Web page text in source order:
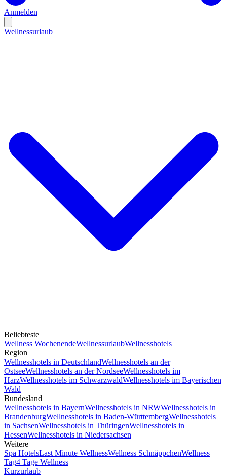
Anmelden
Wellnessurlaub
Beliebteste
Wellness WochenendeWellnessurlaubWellnesshotels
Region
Wellnesshotels in DeutschlandWellnesshotels an der
OstseeWellnesshotels an der NordseeWellnesshotels im
HarzWellnesshotels im SchwarzwaldWellnesshotels im Bayerischen
Wald
Bundesland
Wellnesshotels in BayernWellnesshotels in NRWWellnesshotels in
BrandenburgWellnesshotels in Baden-WürttembergWellnesshotels
in SachsenWellnesshotels in ThüringenWellnesshotels in
HessenWellnesshotels in Niedersachsen
Weitere
Spa HotelsLast Minute WellnessWellness SchnäppchenWellness
Tag4 Tage Wellness
Kurzurlaub